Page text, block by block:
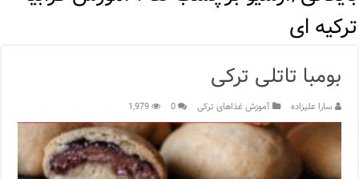
مرکز خرید پولات استانبول | تجربه‌ای متفاوت از خرید و سبک
ویژگی‌های رفتاری و اجتماعی در زبان ترکی استانبولی
ویژگی‌های منفی شخصیت در زبان ترکی استانبولی
ویژگی‌های مثبت شخصیت در زبان ترکی استانبولی
ترکیه ای
بومبا تاتلی ترکی
سارا علیزاده آموزش غذاهای ترکی 0
1,979